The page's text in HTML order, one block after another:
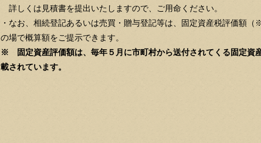
詳しくは見積書を提出いたしますので、ご用命ください。
・なお、相続登記あるいは売買・贈与登記等は、固定資産税評価額
の場で概算額をご提示できます。
※ 固定資産評価額は、毎年５月に市町村から送付されてくる固定資
載されています。